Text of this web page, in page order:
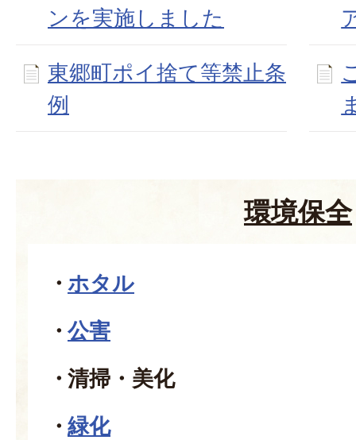
ンを実施しました
東郷町ポイ捨て等禁止条
例
環境保全
ホタル
公害
清掃・美化
緑化